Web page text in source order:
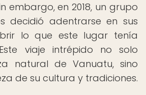
embargo, en 2018, un grupo
decidió adentrarse en sus
lo que este lugar tenía
viaje intrépido no solo
natural de Vanuatu, sino
de su cultura y tradiciones.